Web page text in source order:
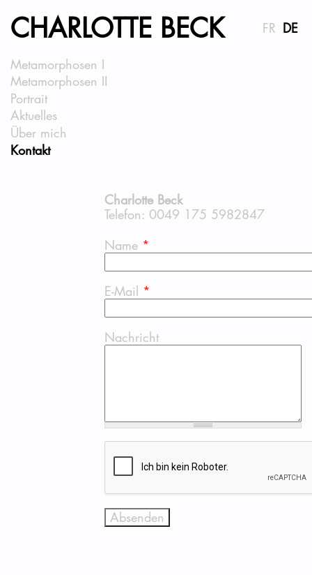
CHARLOTTE BECK FR DE
Metamorphosen I
Metamorphosen II
Portrait
Aktuelles
Über mich
Kontakt
Charlotte Beck
Telefon: 0049 175 5982847
Name *
E-Mail *
Nachricht